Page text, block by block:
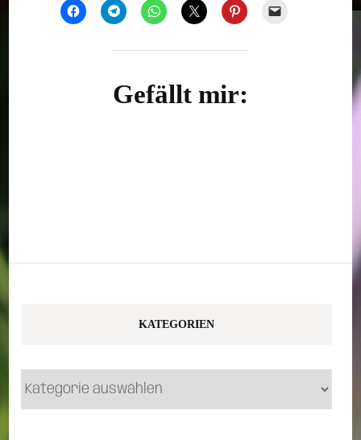
Gefällt mir:
KATEGORIEN
Kategorien